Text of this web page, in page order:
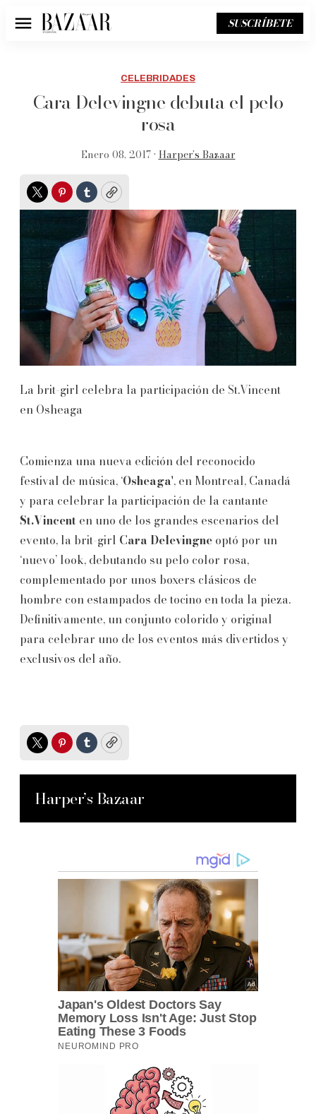
Menú SUSCRÍBETE
CELEBRIDADES
Cara Delevingne debuta el pelo
rosa
Enero 08, 2017 • Harper’s Bazaar
TwitterPinterest
TumblrCopy
La brit-girl celebra la participación de St.Vincent
en Osheaga
Comienza una nueva edición del reconocido
festival de música, ‘Osheaga', en Montreal, Canadá
y para celebrar la participación de la cantante
St.Vincent en uno de los grandes escenarios del
evento, la brit-girl Cara Delevingne optó por un
‘nuevo’ look, debutando su pelo color rosa,
complementado por unos boxers clásicos de
hombre con estampados de tocino en toda la pieza.
Definitivamente, un conjunto colorido y original
para celebrar uno de los eventos más divertidos y
exclusivos del año.
TwitterPinterest
TumblrCopy
Harper’s Bazaar